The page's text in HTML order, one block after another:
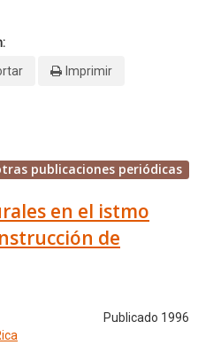
Imprimir
publicaciones periódicas
en el istmo
de
Publicado 1996